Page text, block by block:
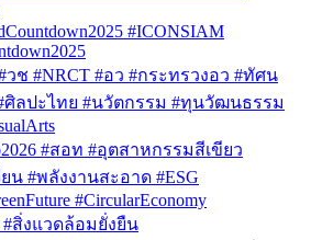
#ICONSIAM
วช #NRCT #อว #กระทรวงอว #ทัศน
#ศิลปะไทย #นวัตกรรม #ทุนวัฒนธรรม
#สอท #อุตสาหกรรมสีเขียว
น #พลังงานสะอาด #ESG
#CircularEconomy
#สิ่งแวดล้อมยั่งยืน